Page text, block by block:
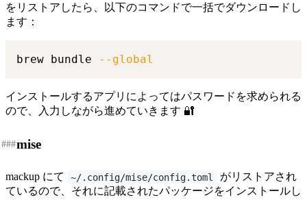
をリストアしたら、以下のコマンドで一括でダウンロードし
ます：
brew bundle --global
インストールするアプリによってはパスワードを求められる
ので、入力しながら進めていきます 🔐
mise
###
mackup にて ~/.config/mise/config.toml
がリストアされ
ているので、それに記載されたパッケージをインストールし